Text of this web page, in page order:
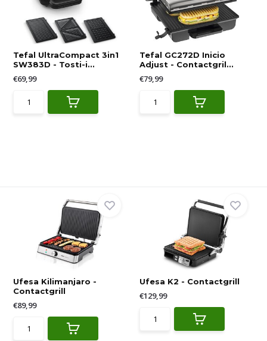
Tefal UltraCompact 3in1
SW383D - Tosti-i...
€69,99
Tefal GC272D Inicio
Adjust - Contactgril...
€79,99
Ufesa Kilimanjaro -
Contactgrill
€89,99
Ufesa K2 - Contactgrill
€129,99